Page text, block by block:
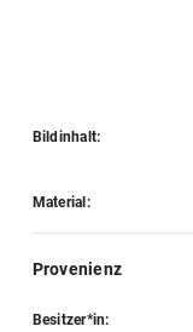
Bildinhalt:
Material:
Provenienz
Besitzer*in: